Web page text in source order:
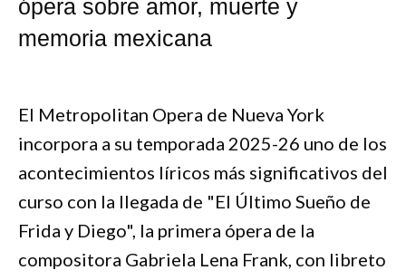
ópera sobre amor, muerte y
memoria mexicana
El Metropolitan Opera de Nueva York
incorpora a su temporada 2025-26 uno de los
acontecimientos líricos más significativos del
curso con la llegada de "El Último Sueño de
Frida y Diego", la primera ópera de la
compositora Gabriela Lena Frank, con libreto